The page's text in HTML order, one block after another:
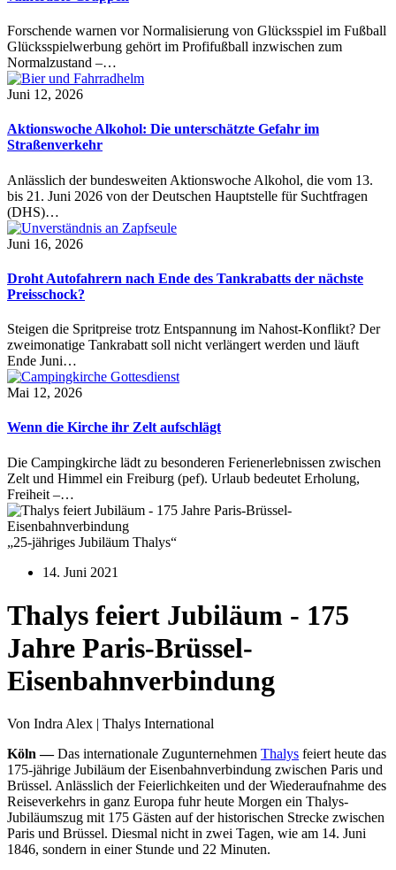
Forschende warnen vor Normalisierung von Glücksspiel im Fußball
Glücksspielwerbung gehört im Profifußball inzwischen zum
Normalzustand –…
Juni 12, 2026
Aktionswoche Alkohol: Die unterschätzte Gefahr im
Straßenverkehr
Anlässlich der bundesweiten Aktionswoche Alkohol, die vom 13.
bis 21. Juni 2026 von der Deutschen Hauptstelle für Suchtfragen
(DHS)…
Juni 16, 2026
Droht Autofahrern nach Ende des Tankrabatts der nächste
Preisschock?
Steigen die Spritpreise trotz Entspannung im Nahost-Konflikt? Der
zweimonatige Tankrabatt soll nicht verlängert werden und läuft
Ende Juni…
Mai 12, 2026
Wenn die Kirche ihr Zelt aufschlägt
Die Campingkirche lädt zu besonderen Ferienerlebnissen zwischen
Zelt und Himmel ein Freiburg (pef). Urlaub bedeutet Erholung,
Freiheit –…
„25-jähriges Jubiläum Thalys“
14. Juni 2021
Thalys feiert Jubiläum - 175
Jahre Paris-Brüssel-
Eisenbahnverbindung
Von Indra Alex | Thalys International
Köln —Das internationale Zugunternehmen Thalys feiert heute das
175-jährige Jubiläum der Eisenbahnverbindung zwischen Paris und
Brüssel. Anlässlich der Feierlichkeiten und der Wiederaufnahme des
Reiseverkehrs in ganz Europa fuhr heute Morgen ein Thalys-
Jubiläumszug mit 175 Gästen auf der historischen Strecke zwischen
Paris und Brüssel. Diesmal nicht in zwei Tagen, wie am 14. Juni
1846, sondern in einer Stunde und 22 Minuten.